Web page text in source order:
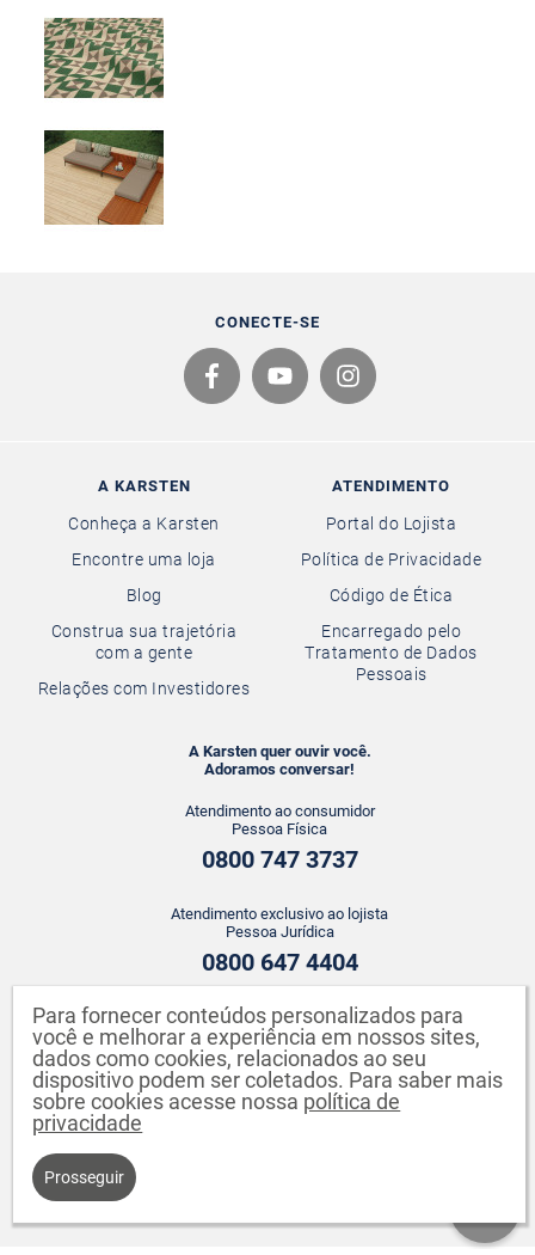
CONECTE-SE
A KARSTEN
Conheça a Karsten
Encontre uma loja
Blog
Construa sua trajetória
com a gente
Relações com Investidores
ATENDIMENTO
Portal do Lojista
Política de Privacidade
Código de Ética
Encarregado pelo
Tratamento de Dados
Pessoais
ATENDIMENTO WHATSAPP
+55 43 3142-2149
A Karsten quer ouvir você.
Adoramos conversar!
Atendimento ao consumidor
Pessoa Física
0800 747 3737
Atendimento exclusivo ao lojista
Pessoa Jurídica
0800 647 4404
Karsten S.A. CNPJ: 82.640.558/0001-04. Endereço: Rua Johann Karsten,
Para fornecer conteúdos personalizados para
você e melhorar a experiência em nossos sites,
dados como cookies, relacionados ao seu
dispositivo podem ser coletados. Para saber mais
sobre cookies acesse nossa política de
privacidade
Prosseguir